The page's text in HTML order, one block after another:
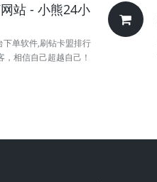
站 - 小熊24小
单软件,刷钻卡盟排行
相信自己超越自己！